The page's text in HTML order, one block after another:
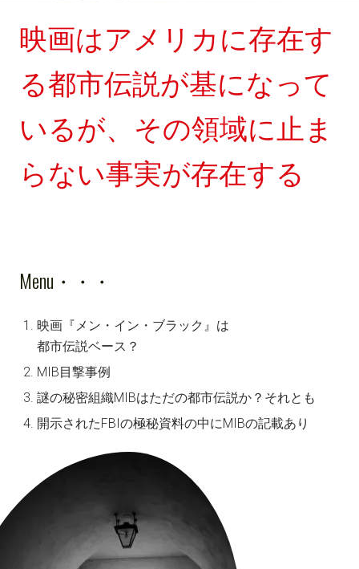
映画はアメリカに存在す
る都市伝説が基になって
いるが、その領域に止ま
らない事実が存在する
Menu・・・
映画『メン・イン・ブラック』は
都市伝説ベース？
MIB目撃事例
謎の秘密組織MIBはただの都市伝説か？それとも
開示されたFBIの極秘資料の中にMIBの記載あり